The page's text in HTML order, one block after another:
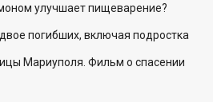
улучшает пищеварение?
погибших, включая подростка
Мариуполя. Фильм о спасении